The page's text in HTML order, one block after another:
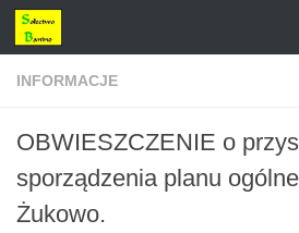
Przejdź do treści
INFORMACJE
OBWIESZCZENIE o
sporządzenia planu
Żukowo.